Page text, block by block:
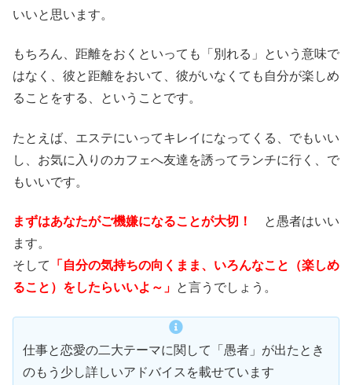
いいと思います。
もちろん、距離をおくといっても「別れる」という意味で
はなく、彼と距離をおいて、彼がいなくても自分が楽しめ
ることをする、ということです。
たとえば、エステにいってキレイになってくる、でもいい
し、お気に入りのカフェへ友達を誘ってランチに行く、で
もいいです。
まずはあなたがご機嫌になることが大切！
と愚者はいい
ます。
そして
「自分の気持ちの向くまま、いろんなこと（楽しめ
ること）をしたらいいよ～」 と言うでしょう。
仕事と恋愛の二大テーマに関して「愚者」が出たとき
のもう少し詳しいアドバイスを載せています